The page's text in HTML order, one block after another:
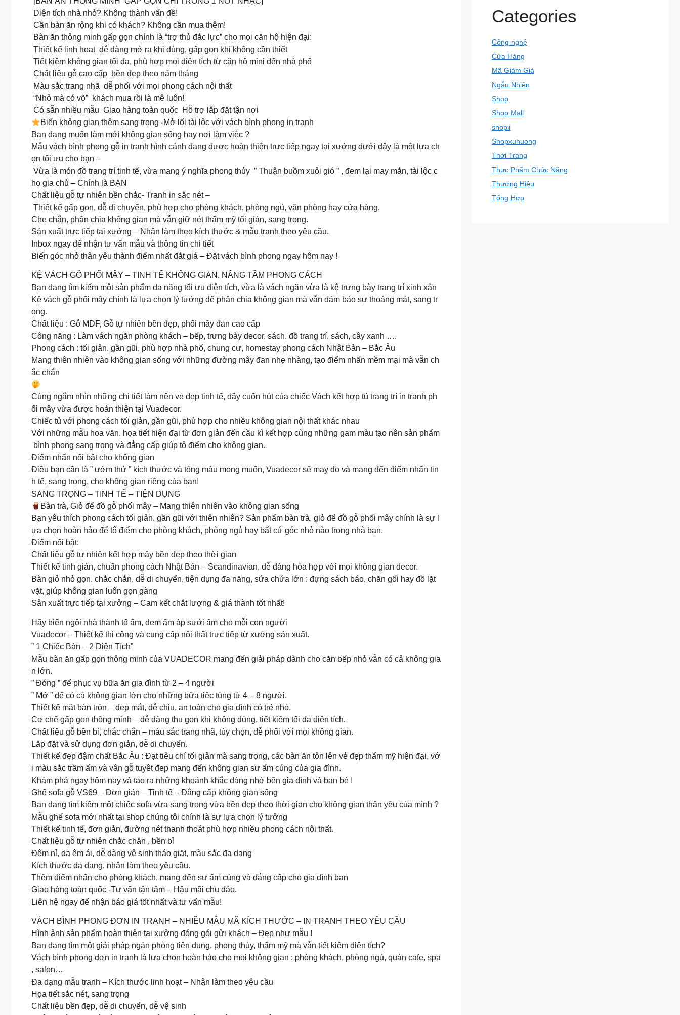
Diện tích nhà nhỏ? Không thành vấn đề!
Cần bàn ăn rộng khi có khách? Không cần mua thêm!
Bàn ăn thông minh gấp gọn chính là “trợ thủ đắc lực” cho mọi căn hộ hiện đại:
Thiết kế linh hoạt dễ dàng mở ra khi dùng, gấp gọn khi không cần thiết
Tiết kiệm không gian tối đa, phù hợp mọi diện tích từ căn hộ mini đến nhà phố
Chất liệu gỗ cao cấp bền đẹp theo năm tháng
Màu sắc trang nhã dễ phối với mọi phong cách nội thất
“Nhỏ mà có võ” khách mua rồi là mê luôn!
Có sẵn nhiều mẫu Giao hàng toàn quốc Hỗ trợ lắp đặt tận nơi
Biến không gian thêm sang trọng -Mở lối tài lộc với vách bình phong in tranh
Bạn đang muốn làm mới không gian sống hay nơi làm việc ?
️Mẫu vách bình phong gỗ in tranh hình cánh đang được hoàn thiện trực tiếp ngay tại xưởng dưới đây là một lựa ch
ọn tối ưu cho bạn –
Vừa là món đồ trang trí tinh tế, vừa mang ý nghĩa phong thủy ” Thuận buồm xuôi gió ” , đem lại may mắn, tài lộc c
ho gia chủ – Chính là BẠN
Chất liệu gỗ tự nhiên bền chắc- Tranh in sắc nét –
Thiết kế gấp gọn, dễ di chuyển, phù hợp cho phòng khách, phòng ngủ, văn phòng hay cửa hàng.
Che chắn, phân chia không gian mà vẫn giữ nét thẩm mỹ tối giản, sang trọng.
Sản xuất trực tiếp tại xưởng – Nhận làm theo kích thước & mẫu tranh theo yêu cầu.
Inbox ngay để nhận tư vấn mẫu và thông tin chi tiết
Biến góc nhỏ thân yêu thành điểm nhất đắt giá – Đặt vách bình phong ngay hôm nay !
KỆ VÁCH GỖ PHỐI MÂY – TINH TẾ KHÔNG GIAN, NÂNG TẦM PHONG CÁCH
Bạn đang tìm kiếm một sản phẩm đa năng tối ưu diện tích, vừa là vách ngăn vừa là kệ trưng bày trang trí xinh xắn
Kệ vách gỗ phối mây chính là lựa chọn lý tưởng để phân chia không gian mà vẫn đảm bảo sự thoáng mát, sang tr
ọng.
Chất liệu : Gỗ MDF, Gỗ tự nhiên bền đẹp, phối mây đan cao cấp
Công năng : Làm vách ngăn phòng khách – bếp, trưng bày decor, sách, đồ trang trí, sách, cây xanh ….
Phong cách : tối giản, gần gũi, phù hợp nhà phố, chung cư, homestay phong cách Nhật Bản – Bắc Âu
Mang thiên nhiên vào không gian sống với những đường mây đan nhẹ nhàng, tạo điểm nhấn mềm mại mà vẫn ch
ắc chắn
Cùng ngắm nhìn những chi tiết làm nên vẻ đẹp tinh tế, đầy cuốn hút của chiếc Vách kết hợp tủ trang trí in tranh ph
ối mây vừa được hoàn thiện tại Vuadecor.
️Chiếc tủ với phong cách tối giản, gần gũi, phù hợp cho nhiều không gian nội thất khác nhau️
Với những mẫu hoa văn, họa tiết hiện đại từ đơn giản đến cầu kì kết hợp cùng những gam màu tạo nên sản phẩm
bình phong sang trọng và đẳng cấp giúp tô điểm cho không gian.
Điểm nhấn nổi bật cho không gian
Điều bạn cần là ” ướm thử ” kích thước và tông màu mong muốn, Vuadecor sẽ may đo và mang đến điểm nhấn tin
h tế, sang trọng, cho không gian riêng của bạn!
SANG TRỌNG – TINH TẾ – TIỆN DỤNG
Bàn trà, Giỏ để đồ gỗ phối mây – Mang thiên nhiên vào không gian sống
Bạn yêu thích phong cách tối giản, gần gũi với thiên nhiên? Sản phẩm bàn trà, giỏ để đồ gỗ phối mây chính là sự l
ựa chọn hoàn hảo để tô điểm cho phòng khách, phòng ngủ hay bất cứ góc nhỏ nào trong nhà bạn.
Điểm nổi bật:
Chất liệu gỗ tự nhiên kết hợp mây bền đẹp theo thời gian
Thiết kế tinh giản, chuẩn phong cách Nhật Bản – Scandinavian, dễ dàng hòa hợp với mọi không gian decor.
Bàn giỏ nhỏ gọn, chắc chắn, dễ di chuyển, tiện dụng đa năng, sứa chứa lớn : đựng sách báo, chăn gối hay đồ lặt
vặt, giúp không gian luôn gọn gàng
Sản xuất trực tiếp tại xưởng – Cam kết chắt lượng & giá thành tốt nhất!
Hãy biến ngôi nhà thành tổ ấm, đem ấm áp sưởi ấm cho mỗi con người
Vuadecor – Thiết kế thi công và cung cấp nội thất trực tiếp từ xưởng sản xuất.
️” 1 Chiếc Bàn – 2 Diện Tích”️
Mẫu bàn ăn gấp gọn thông minh của VUADECOR mang đến giải pháp dành cho căn bếp nhỏ vẫn có cả không gia
n lớn.
️” Đóng ” để phục vụ bữa ăn gia đình từ 2 – 4 người
️” Mở ” để có cả không gian lớn cho những bữa tiệc tùng từ 4 – 8 người.
Thiết kế mặt bàn tròn – đẹp mắt, dễ chịu, an toàn cho gia đình có trẻ nhỏ.
Cơ chế gấp gọn thông minh – dễ dàng thu gọn khi không dùng, tiết kiệm tối đa diện tích.
Chất liệu gỗ bền bỉ, chắc chắn – màu sắc trang nhã, tùy chọn, dễ phối với mọi không gian.
Lắp đặt và sử dụng đơn giản, dễ di chuyển.
Thiết kế đẹp đậm chất Bắc Âu : Đạt tiêu chí tối giản mà sang trọng, các bàn ăn tôn lên vẻ đẹp thẩm mỹ hiện đại, vớ
i màu sắc trầm ấm và vân gỗ tuyệt đẹp mang đến không gian sự ấm cúng của gia đình.
Khám phá ngay hôm nay và tạo ra những khoảnh khắc đáng nhớ bên gia đình và bạn bè !
Ghế sofa gỗ VS69 – Đơn giản – Tinh tế – Đẳng cấp không gian sống
Bạn đang tìm kiếm một chiếc sofa vừa sang trọng vừa bền đẹp theo thời gian cho không gian thân yêu của mình ?
Mẫu ghế sofa mới nhất tại shop chúng tôi chính là sự lựa chọn lý tưởng
Thiết kế tinh tế, đơn giản, đường nét thanh thoát phù hợp nhiều phong cách nội thất.
Chất liệu gỗ tự nhiên chắc chắn , bền bỉ
Đệm nỉ, da êm ái, dễ dàng vệ sinh tháo giặt, màu sắc đa dạng
️Kích thước đa dạng, nhận làm theo yêu cầu.
Thêm điểm nhấn cho phòng khách, mang đến sự ấm cúng và đẳng cấp cho gia đình bạn
Giao hàng toàn quốc -Tư vấn tận tâm – Hậu mãi chu đáo.
Liên hệ ngay để nhận báo giá tốt nhất và tư vấn mẫu!
VÁCH BÌNH PHONG ĐƠN IN TRANH – NHIỀU MẪU MÃ KÍCH THƯỚC – IN TRANH THEO YÊU CẦU
Hình ảnh sản phẩm hoàn thiện tại xưởng đóng gói gửi khách – Đẹp như mẫu !
Bạn đang tìm một giải pháp ngăn phòng tiện dụng, phong thủy, thẩm mỹ mà vẫn tiết kiệm diện tích?
Vách bình phong đơn in tranh là lựa chọn hoàn hảo cho mọi không gian : phòng khách, phòng ngủ, quán cafe, spa
, salon…
Đa dạng mẫu tranh – Kích thước linh hoạt – Nhận làm theo yêu cầu
️Họa tiết sắc nét, sang trọng
️Chất liệu bền đẹp, dễ di chuyển, dễ vệ sinh
Categories
Công nghệ
Cửa Hàng
Mã Giảm Giá
Ngẫu Nhiên
Shop
Shop Mall
shopii
Shopxuhuong
Thời Trang
Thực Phẩm Chức Năng
Thương Hiệu
Tổng Hợp